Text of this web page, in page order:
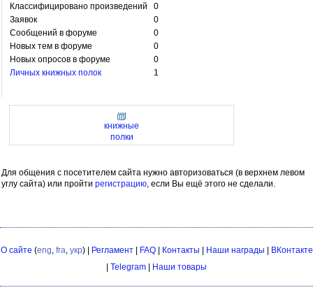
Классифицировано произведений
0
Заявок
0
Сообщений в форуме
0
Новых тем в форуме
0
Новых опросов в форуме
0
Личных книжных полок
1
книжные
полки
Для общения с посетителем сайта нужно авторизоваться (в верхнем левом
углу сайта) или пройти регистрацию, если Вы ещё этого не сделали.
О сайте (eng, fra, укр) | Регламент| FAQ| Контакты Наши награды
ВКонтакте
Telegram Наши товары